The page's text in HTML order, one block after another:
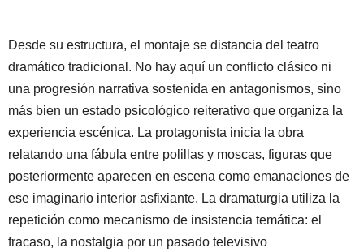
Desde su estructura, el montaje se distancia del teatro
dramático tradicional. No hay aquí un conflicto clásico ni
una progresión narrativa sostenida en antagonismos, sino
más bien un estado psicológico reiterativo que organiza la
experiencia escénica. La protagonista inicia la obra
relatando una fábula entre polillas y moscas, figuras que
posteriormente aparecen en escena como emanaciones de
ese imaginario interior asfixiante. La dramaturgia utiliza la
repetición como mecanismo de insistencia temática: el
fracaso, la nostalgia por un pasado televisivo